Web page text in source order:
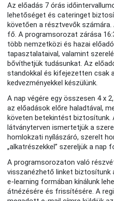
Az előadás 7 órás
lehetőséget és cateringet
követően a résztvevők
fő. A programsorozat zárása
több nemzetközi és hazai
tapasztalataival, valamint
bővíthetjük tudásunkat. Az
standokkal és kifejezetten csak
kedvezményekkel készülünk.
A nap végére egy összesen 4 x
az előadások előre haladtával,
követen betekintést biztosítunk.
látványterven ismertetjük a
homlokzati nyílászáró, szerelt
„alkatrészekkel” szereljük a nap
A programsorozaton való
visszanézhető linket biztosítunk
e-learning formában kínálunk
átnézésére és frissítésére. A